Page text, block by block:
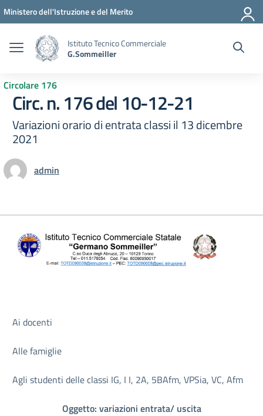
Vai ai contenuti
Vai al menu di navigazione
Vai al footer
Ministero dell'Istruzione e del Merito
Istituto Tecnico Commerciale
G.Sommeiller
Circolare 176
Circ. n. 176 del 10-12-21
Variazioni orario di entrata classi il 13 dicembre
2021
admin
Ai docenti
Alle famiglie
Agli studenti delle classi IG, I I, 2A, 5BAfm, VPSia, VC, Afm
Oggetto: variazioni entrata/ uscita